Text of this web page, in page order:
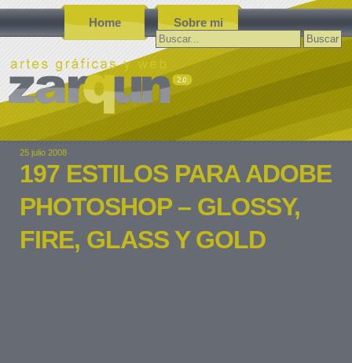
Home Sobre mi
Buscar:
25 julio 2008
197 ESTILOS PARA ADOBE
PHOTOSHOP – GLOSSY,
FIRE, GLASS Y GOLD